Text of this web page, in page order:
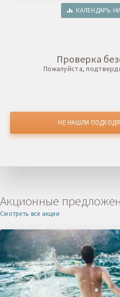
КАЛЕНДАРЬ
Проверка
Пожалуйста,
НЕ НАШЛИ
Акционные
Смотреть все акции